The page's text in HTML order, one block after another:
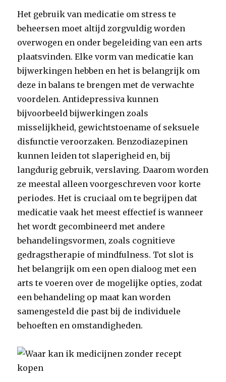
Het gebruik van medicatie om stress te
beheersen moet altijd zorgvuldig worden
overwogen en onder begeleiding van een arts
plaatsvinden. Elke vorm van medicatie kan
bijwerkingen hebben en het is belangrijk om
deze in balans te brengen met de verwachte
voordelen. Antidepressiva kunnen
bijvoorbeeld bijwerkingen zoals
misselijkheid, gewichtstoename of seksuele
disfunctie veroorzaken. Benzodiazepinen
kunnen leiden tot slaperigheid en, bij
langdurig gebruik, verslaving. Daarom worden
ze meestal alleen voorgeschreven voor korte
periodes. Het is cruciaal om te begrijpen dat
medicatie vaak het meest effectief is wanneer
het wordt gecombineerd met andere
behandelingsvormen, zoals cognitieve
gedragstherapie of mindfulness. Tot slot is
het belangrijk om een open dialoog met een
arts te voeren over de mogelijke opties, zodat
een behandeling op maat kan worden
samengesteld die past bij de individuele
behoeften en omstandigheden.